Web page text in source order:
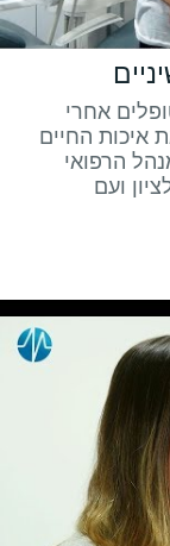
אחרי
איכות החיים
הרפואי
ועם